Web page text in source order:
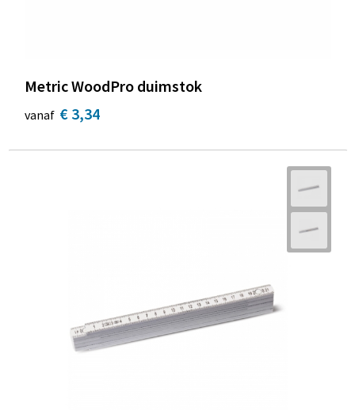
Metric WoodPro duimstok
vanaf € 3,34